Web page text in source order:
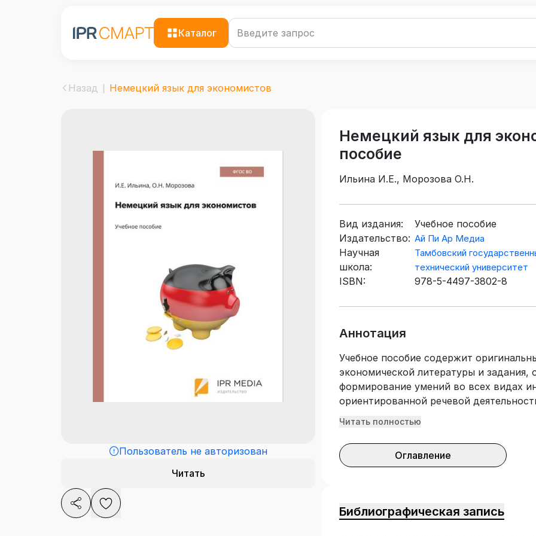
Каталог
Назад Немецкий язык для экономистов
Пользователь не авторизован
Читать
Немецкий язык для
пособие
Ильина И.Е., Морозова О.Н.
Вид издания:
Учебное пособие
Издательство: Ай Пи Ар Медиа
Научная
школа:
Тамбовский
технический университет
ISBN: 978-5-4497-3802-8
Аннотация
Учебное пособие содержит
экономической литературы и
формирование умений во всех видах
ориентированной речевой
тематических разделов. В каждой теме
заданиями, упражнения на развитие
Подготовлено в соответствии с
Может быть использовано для
Читать полностью
Оглавление
Библиографическая запись